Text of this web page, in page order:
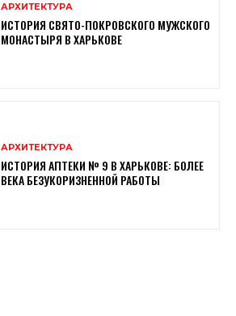
АРХИТЕКТУРА
ИСТОРИЯ СВЯТО-ПОКРОВСКОГО МУЖСКОГО
МОНАСТЫРЯ В ХАРЬКОВЕ
АРХИТЕКТУРА
ИСТОРИЯ АПТЕКИ № 9 В ХАРЬКОВЕ: БОЛЕЕ
ВЕКА БЕЗУКОРИЗНЕННОЙ РАБОТЫ